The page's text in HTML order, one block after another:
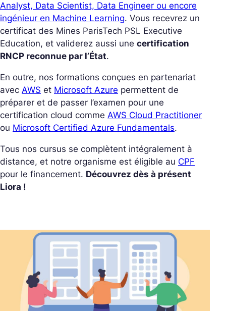
Analyst, Data Scientist, Data Engineer ou encore
ingénieur en Machine Learning. Vous recevrez un
certificat des Mines ParisTech PSL Executive
Education, et validerez aussi une certification
RNCP reconnue par l’État.
En outre, nos formations conçues en partenariat
avec AWS et Microsoft Azure permettent de
préparer et de passer l’examen pour une
certification cloud comme AWS Cloud Practitioner
ou Microsoft Certified Azure Fundamentals.
Tous nos cursus se complètent intégralement à
distance, et notre organisme est éligible au CPF
pour le financement. Découvrez dès à présent
Liora !